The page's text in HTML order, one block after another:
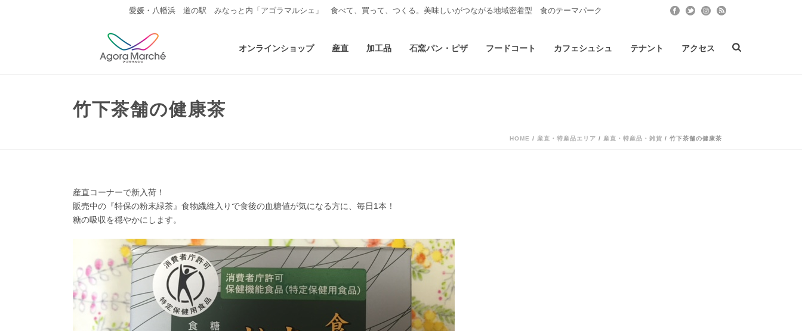
愛媛・八幡浜 道の駅 みなっと内「アゴラマルシェ」 食べて、買って、つくる。美味しいがつながる地域密着型 食のテーマパーク
オンラインショップ 産直 加工品 石窯パン・ピザ フードコート カフェシュシュ テナント アクセス
竹下茶舗の健康茶
HOME / 産直・特産品エリア / 産直・特産品・雑貨 / 竹下茶舗の健康茶
産直コーナーで新入荷！
販売中の『特保の粉末緑茶』食物繊維入りで食後の血糖値が気になる方に、毎日1本！
糖の吸収を穏やかにします。